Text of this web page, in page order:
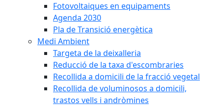
Fotovoltaiques en equipaments
Agenda 2030
Pla de Transició energètica
Medi Ambient
Targeta de la deixalleria
Reducció de la taxa d'escombraries
Recollida a domicili de la fracció vegetal
Recollida de voluminosos a domicili,
trastos vells i andròmines